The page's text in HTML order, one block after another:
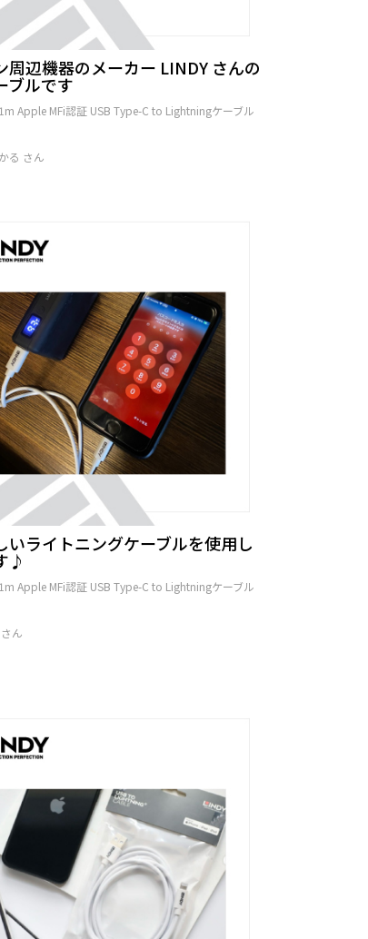
周辺機器のメーカー LINDY さんの
ブルです
Apple MFi認証 USB Type-C to Lightningケーブル
る さん
いライトニングケーブルを使用し
♪
Apple MFi認証 USB Type-C to Lightningケーブル
ん